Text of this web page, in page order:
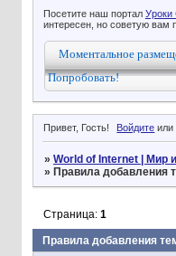
Посетите наш портал Уроки
интересен, но советую вам
Моментальное
Попробовать!
Привет, Гость! Войдите или
» World of Internet | Мир
» Правила добавления
Правила добавления
Страница: 1